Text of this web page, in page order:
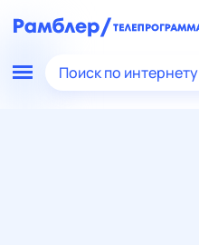
Поиск по интернету